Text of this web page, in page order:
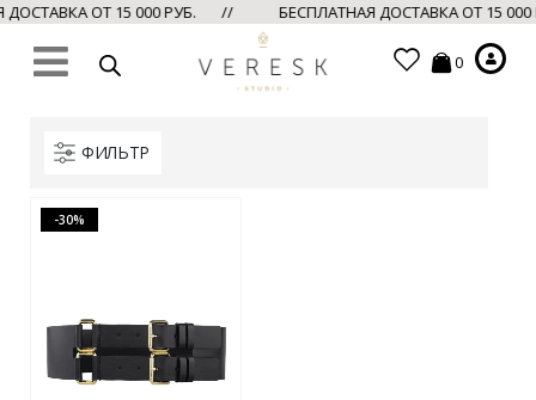
ОТ 15 000 РУБ. // БЕСПЛАТНАЯ ДОСТАВКА ОТ 15
0
ФИЛЬТР
-30%